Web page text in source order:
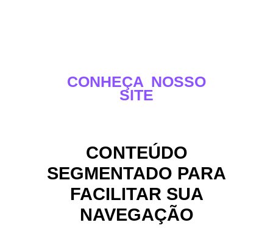
CONHEÇA NOSSO
SITE
CONTEÚDO
SEGMENTADO PARA
FACILITAR SUA
NAVEGAÇÃO